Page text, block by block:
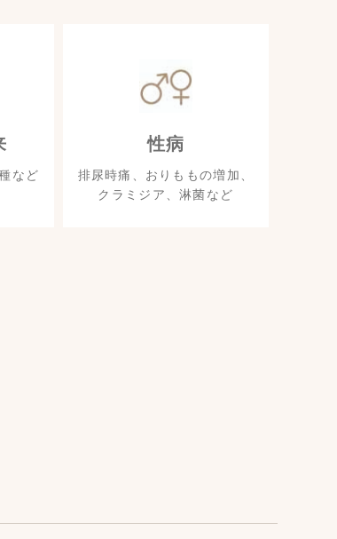
など
性病
排尿時痛、おりももの増加、
クラミジア、淋菌など